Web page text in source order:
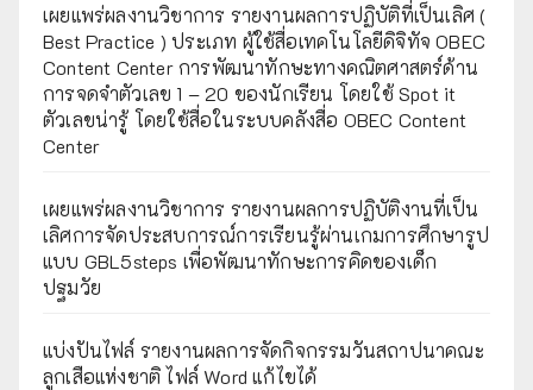
เผยแพร่ผลงานวิชาการ รายงานผลการปฏิบัติที่เป็นเลิศ (
Best Practice ) ประเภท ผู้ใช้สื่อเทคโนโลยีดิจิทัจ OBEC
Content Center การพัฒนาทักษะทางคณิตศาสตร์ด้าน
การจดจำตัวเลข 1 – 20 ของนักเรียน โดยใช้ Spot it
ตัวเลขน่ารู้ โดยใช้สื่อในระบบคลังสื่อ OBEC Content
Center
เผยแพร่ผลงานวิชาการ รายงานผลการปฏิบัติงานที่เป็น
เลิศการจัดประสบการณ์การเรียนรู้ผ่านเกมการศึกษารูป
แบบ GBL5steps เพื่อพัฒนาทักษะการคิดของเด็ก
ปฐมวัย
แบ่งปันไฟล์ รายงานผลการจัดกิจกรรมวันสถาปนาคณะ
ลูกเสือแห่งชาติ ไฟล์ Word แก้ไขได้